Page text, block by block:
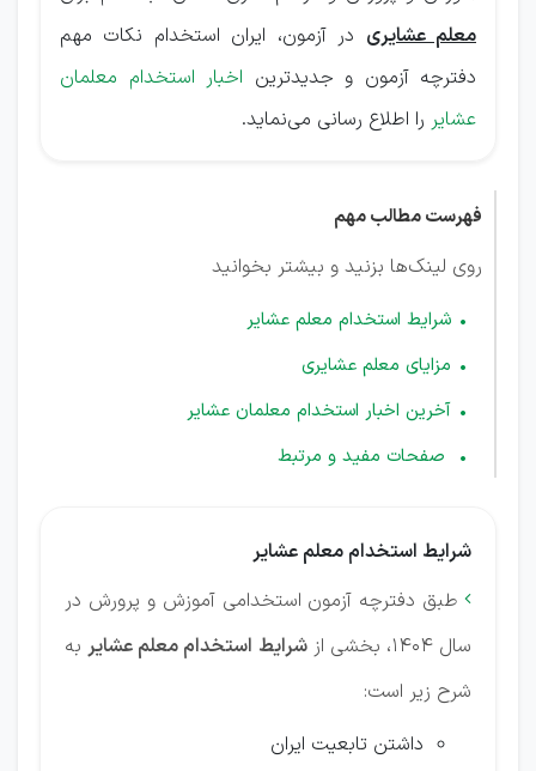
معلم عشایری در آزمون، ایران استخدام نکات مهم
دفترچه آزمون و جدیدترین اخبار استخدام معلمان
عشایر را اطلاع رسانی می‌نماید.
فهرست مطالب مهم
روی لینک‌ها بزنید و بیشتر بخوانید
شرایط استخدام معلم عشایر
مزایای معلم عشایری
آخرین اخبار استخدام معلمان عشایر
صفحات مفید و مرتبط
شرایط استخدام معلم عشایر
 طبق دفترچه آزمون استخدامی آموزش و پرورش در
سال 1404، بخشی از
شرایط استخدام معلم عشایربه
شرح زیر است:
داشتن تابعیت ایران